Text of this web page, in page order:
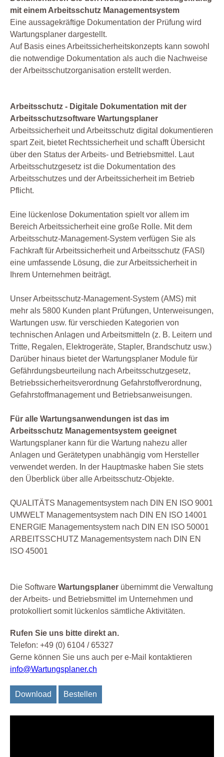
mit einem Arbeitsschutz Managementsystem
Eine aussagekräftige Dokumentation der Prüfung wird
Wartungsplaner dargestellt.
Auf Basis eines Arbeitssicherheitskonzepts kann sowohl
die notwendige Dokumentation als auch die Nachweise
der Arbeitsschutzorganisation erstellt werden.
Arbeitsschutz - Digitale Dokumentation mit der
Arbeitsschutzsoftware Wartungsplaner
Arbeitssicherheit und Arbeitsschutz digital dokumentieren
spart Zeit, bietet Rechtssicherheit und schafft Übersicht
über den Status der Arbeits- und Betriebsmittel. Laut
Arbeitsschutzgesetz ist die Dokumentation des
Arbeitsschutzes und der Arbeitssicherheit im Betrieb
Pflicht.
Eine lückenlose Dokumentation spielt vor allem im
Bereich Arbeitssicherheit eine große Rolle. Mit dem
Arbeitsschutz-Management-System verfügen Sie als
Fachkraft für Arbeitssicherheit und Arbeitsschutz (FASI)
eine umfassende Lösung, die zur Arbeitssicherheit in
Ihrem Unternehmen beiträgt.
Unser Arbeitsschutz-Management-System (AMS) mit
mehr als 5800 Kunden plant Prüfungen, Unterweisungen,
Wartungen usw. für verschieden Kategorien von
technischen Anlagen und Arbeitsmitteln (z. B. Leitern und
Tritte, Regalen, Elektrogeräte, Stapler, Brandschutz usw.)
Darüber hinaus bietet der Wartungsplaner Module für
Gefährdungsbeurteilung nach Arbeitsschutzgesetz,
Betriebssicherheitsverordnung Gefahrstoffverordnung,
Gefahrstoffmanagement und Betriebsanweisungen.
Für alle Wartungsanwendungen ist das im
Arbeitsschutz Managementsystem geeignet
Wartungsplaner kann für die Wartung nahezu aller
Anlagen und Gerätetypen unabhängig vom Hersteller
verwendet werden. In der Hauptmaske haben Sie stets
den Überblick über alle Arbeitsschutz-Objekte.
QUALITÄTS Managementsystem nach DIN EN ISO 9001
UMWELT Managementsystem nach DIN EN ISO 14001
ENERGIE Managementsystem nach DIN EN ISO 50001
ARBEITSSCHUTZ Managementsystem nach DIN EN
ISO 45001
Die Software Wartungsplaner übernimmt die Verwaltung
der Arbeits- und Betriebsmittel im Unternehmen und
protokolliert somit lückenlos sämtliche Aktivitäten.
Rufen Sie uns bitte direkt an.
Telefon: +49 (0) 6104 / 65327
Gerne können Sie uns auch per e-Mail kontaktieren
info@Wartungsplaner.ch
Download Bestellen